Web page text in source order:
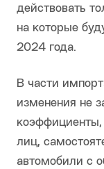
действовать
на которые
2024 года.
В части
изменения не
лиц,
автомобили с